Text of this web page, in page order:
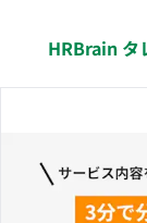
HRBrain タ